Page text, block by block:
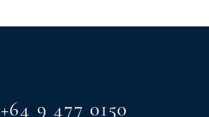
+64 9 477 0150